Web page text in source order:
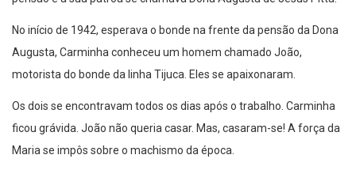
No início de 1942, esperava o bonde na frente da pensão da Dona
Augusta, Carminha conheceu um homem chamado João,
motorista do bonde da linha Tijuca. Eles se apaixonaram.
Os dois se encontravam todos os dias após o trabalho. Carminha
ficou grávida. João não queria casar. Mas, casaram-se! A força da
Maria se impôs sobre o machismo da época.